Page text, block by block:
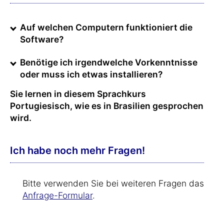
Auf welchen Computern funktioniert die
Software?
Benötige ich irgendwelche Vorkenntnisse
oder muss ich etwas installieren?
Sie lernen in diesem Sprachkurs
Portugiesisch, wie es in Brasilien gesprochen
wird.
Ich habe noch mehr Fragen!
Bitte verwenden Sie bei weiteren Fragen das
Anfrage-Formular.